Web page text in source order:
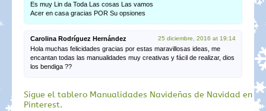
Es muy Lin da Toda Las cosas Las vamos
Acer en casa gracias POR Su opsiones
Carolina Rodríguez Hernández 25 diciembre, 2016 at 19:14
Hola muchas felicidades gracias por estas maravillosas ideas, me
encantan todas las manualidades muy creativas y fácil de realizar, dios
los bendiga ??
Sigue el tablero Manualidades Navideñas de Navidad en
Pinterest.